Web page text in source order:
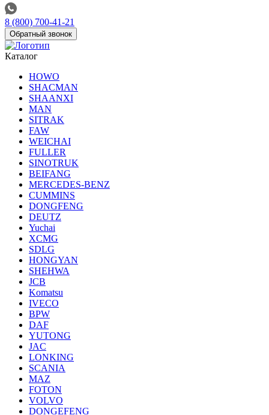
8 (800) 700-41-21
Обратный звонок
Каталог
HOWO
SHACMAN
SHAANXI
MAN
SITRAK
FAW
WEICHAI
FULLER
SINOTRUK
BEIFANG
MERCEDES-BENZ
CUMMINS
DONGFENG
DEUTZ
Yuchai
XCMG
SDLG
HONGYAN
SHEHWA
JCB
Komatsu
IVECO
BPW
DAF
YUTONG
JAC
LONKING
SCANIA
MAZ
FOTON
VOLVO
DONGEFENG